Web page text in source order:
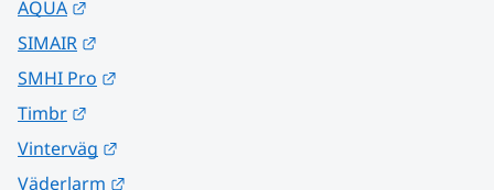
AQUA
SIMAIR
SMHI Pro
Timbr
Vinterväg
Väderlarm